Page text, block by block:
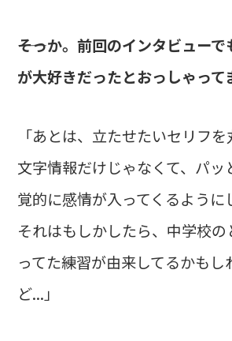
――そっか。前回のインタビュー
が大好きだったとおっしゃって
「あとは、立たせたいセリフを
文字情報だけじゃなくて、パッ
覚的に感情が入ってくるように
それはもしかしたら、中学校
ってた練習が由来してるかもし
ど...」